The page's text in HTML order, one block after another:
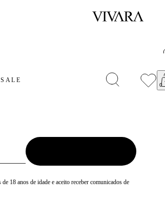
SALE
de 18 anos de idade e aceito receber comunicados de